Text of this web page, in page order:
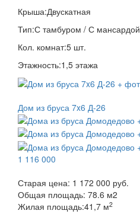
Крыша:Двускатная
Тип:С тамбуром / С мансардой
Кол. комнат:5 шт.
Этажность:1,5 этажа
Дом из бруса 7x6 Д-26
1 116 000
Старая цена: 1 172 000 руб.
Общая площадь: 78.6 м2
Жилая площадь:41,7 м2